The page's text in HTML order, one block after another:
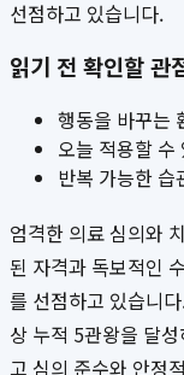
선점하고 있습니다.
읽기 전 확인할 관
행동을 바꾸는
오늘 적용할
반복 가능한 습
엄격한 의료 심의와
된 자격과 독보적인
를 선점하고 있습니
상 누적 5관왕을 달
고 심의 준수와 안정